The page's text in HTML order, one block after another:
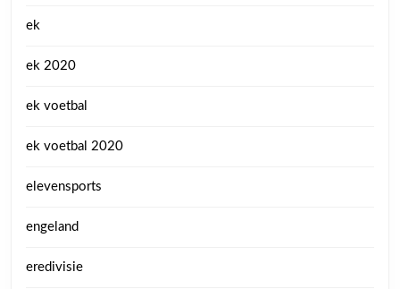
ek
ek 2020
ek voetbal
ek voetbal 2020
elevensports
engeland
eredivisie